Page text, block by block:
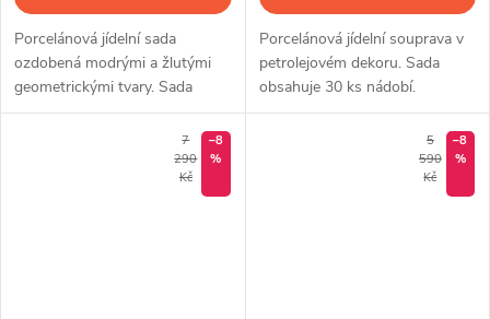
Porcelánová jídelní sada
ozdobená modrými a žlutými
geometrickými tvary. Sada
obsahuje 25 ks nádobí.
Porcelánová jídelní souprava v
petrolejovém dekoru. Sada
obsahuje 30 ks nádobí.
7
290
Kč
–8
%
5
590
Kč
–8
%